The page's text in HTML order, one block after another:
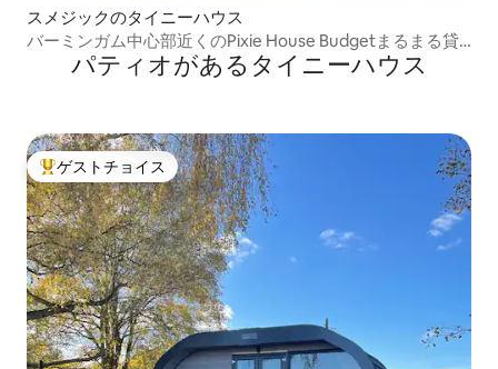
スメジックのタイニーハウス
バーミンガム中心部近くのPixie House Budgetまるまる貸
パティオがあるタイニーハウス
大好評のゲストチョイスです。
ゲストチョイス